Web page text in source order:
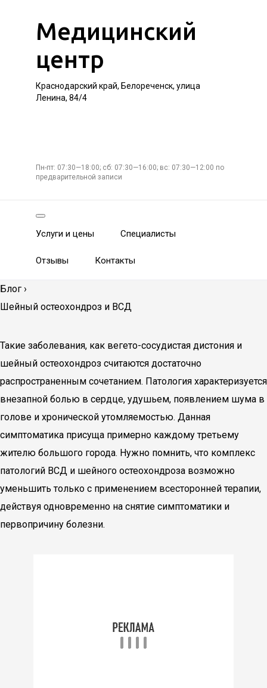
Медицинский
центр
Краснодарский край, Белореченск, улица
Ленина, 84/4
Пн-пт: 07:30—18:00; сб: 07:30—16:00; вс: 07:30—12:00 по
предварительной записи
Услуги и цены Специалисты
Отзывы Контакты
Блог ›
Шейный остеохондроз и ВСД
Такие заболевания, как вегето-сосудистая дистония и
шейный остеохондроз считаются достаточно
распространенным сочетанием. Патология характеризуется
внезапной болью в сердце, удушьем, появлением шума в
голове и хронической утомляемостью. Данная
симптоматика присуща примерно каждому третьему
жителю большого города. Нужно помнить, что комплекс
патологий ВСД и шейного остеохондроза возможно
уменьшить только с применением всесторонней терапии,
действуя одновременно на снятие симптоматики и
первопричину болезни.